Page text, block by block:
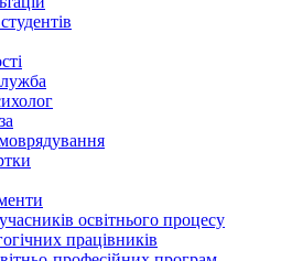
освітнього процесу
працівників